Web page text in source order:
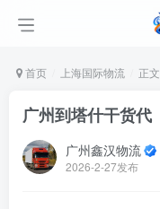
首页 上海国际物流 正文
广州到塔什干货代
广州鑫汉物流
2026-2-27发布